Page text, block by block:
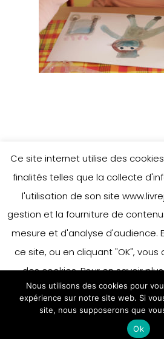
Ce site internet utilise des
finalités telles que la collecte
l'utilisation de son site
gestion et la fourniture de
mesure et d'analyse d'audience.
ce site, ou en cliquant "OK",
des cookies. Pour en savoir
préférences en matière de
à notre politique sur les
En savoir plus
Nous utilisons des cookies pour
expérience sur notre site web. Si
site, nous supposerons que
Ok